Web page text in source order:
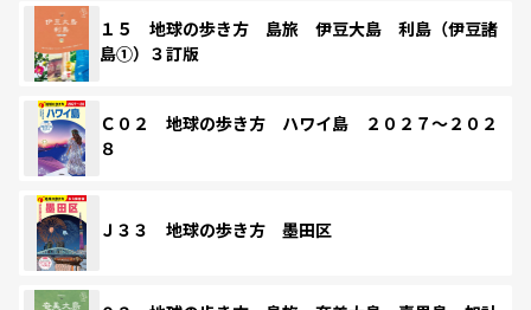
１５ 地球の歩き方 島旅 伊豆大島 利島（伊豆諸
島①）３訂版
Ｃ０２ 地球の歩き方 ハワイ島 ２０２７～２０２
８
Ｊ３３ 地球の歩き方 墨田区